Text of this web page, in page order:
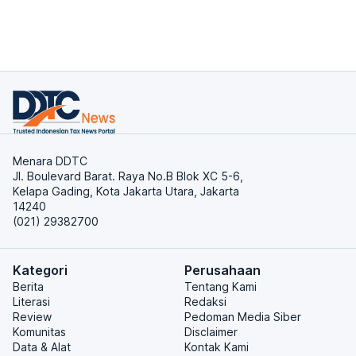
Menara DDTC
Jl. Boulevard Barat. Raya No.B Blok XC 5-6,
Kelapa Gading, Kota Jakarta Utara, Jakarta
14240
(021) 29382700
Kategori
Berita
Literasi
Review
Komunitas
Data & Alat
Perusahaan
Tentang Kami
Redaksi
Pedoman Media Siber
Disclaimer
Kontak Kami